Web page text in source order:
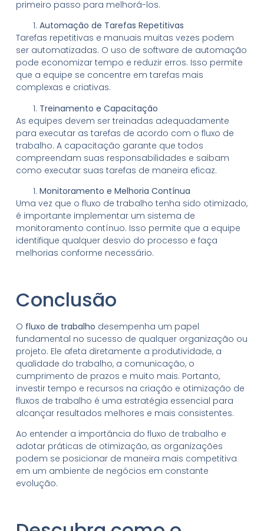
primeiro passo para melhorá-los.
Automação de Tarefas Repetitivas
Tarefas repetitivas e manuais muitas vezes podem
ser automatizadas. O uso de software de automação
pode economizar tempo e reduzir erros. Isso permite
que a equipe se concentre em tarefas mais
complexas e criativas.
Treinamento e Capacitação
As equipes devem ser treinadas adequadamente
para executar as tarefas de acordo com o fluxo de
trabalho. A capacitação garante que todos
compreendam suas responsabilidades e saibam
como executar suas tarefas de maneira eficaz.
Monitoramento e Melhoria Contínua
Uma vez que o fluxo de trabalho tenha sido otimizado,
é importante implementar um sistema de
monitoramento contínuo. Isso permite que a equipe
identifique qualquer desvio do processo e faça
melhorias conforme necessário.
Conclusão
O fluxo de trabalho desempenha um papel
fundamental no sucesso de qualquer organização ou
projeto. Ele afeta diretamente a produtividade, a
qualidade do trabalho, a comunicação, o
cumprimento de prazos e muito mais. Portanto,
investir tempo e recursos na criação e otimização de
fluxos de trabalho é uma estratégia essencial para
alcançar resultados melhores e mais consistentes.
Ao entender a importância do fluxo de trabalho e
adotar práticas de otimização, as organizações
podem se posicionar de maneira mais competitiva
em um ambiente de negócios em constante
evolução.